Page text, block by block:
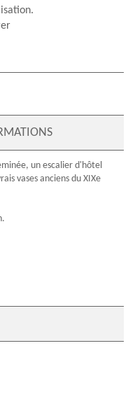
un escalier d'hôtel
vases anciens du XIXe